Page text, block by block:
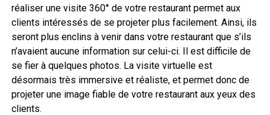
réaliser une visite 360° de votre restaurant permet aux
clients intéressés de se projeter plus facilement. Ainsi, ils
seront plus enclins à venir dans votre restaurant que s’ils
n’avaient aucune information sur celui-ci. Il est difficile de
se fier à quelques photos. La visite virtuelle est
désormais très immersive et réaliste, et permet donc de
projeter une image fiable de votre restaurant aux yeux des
clients.